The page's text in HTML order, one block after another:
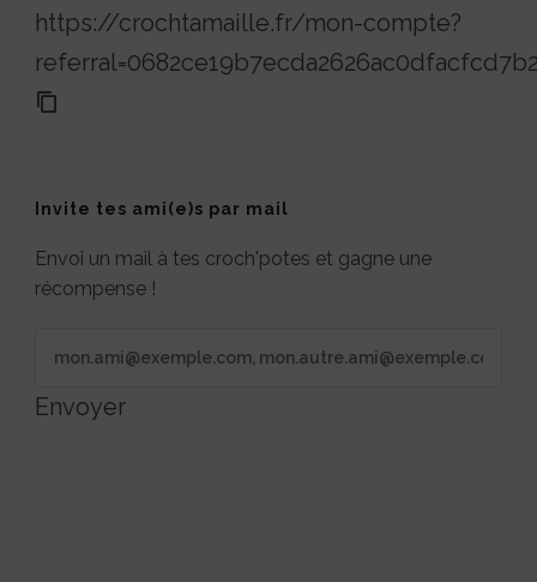
https://crochtamaille.fr/mon-compte?
Invite tes ami(e)s par mail
Envoi un mail à tes croch'potes et gagne une
récompense !
Envoyer